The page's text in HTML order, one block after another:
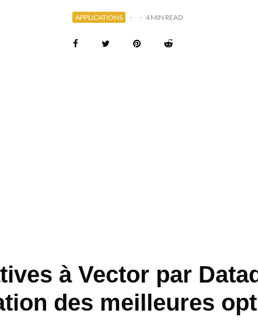
APPLICATIONS · · 4 MIN READ
à Vector par
des meilleures